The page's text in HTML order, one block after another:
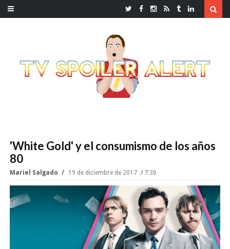
'White Gold' y el consumismo de los años
80
Mariel Salgado 19 de diciembre de 2017 7:30